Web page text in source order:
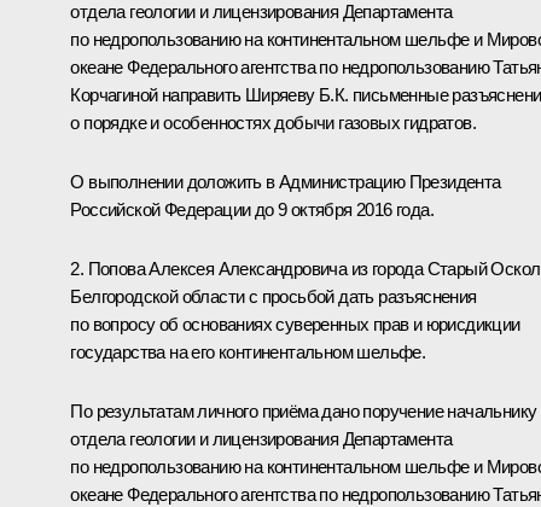
отдела геологии и лицензирования Департамента
по недропользованию на континентальном шельфе и
океане Федерального агентства по недропользованию
Корчагиной направить Ширяеву Б.К. письменные
о порядке и особенностях добычи газовых гидратов.
О выполнении доложить в Администрацию Президента
Российской Федерации до 9 октября 2016 года.
2. Попова Алексея Александровича из города Старый Оскол
Белгородской области с просьбой дать разъяснения
по вопросу об основаниях суверенных прав и юрисдикции
государства на его континентальном шельфе.
По результатам личного приёма дано поручение начальнику
отдела геологии и лицензирования Департамента
по недропользованию на континентальном шельфе и
океане Федерального агентства по недропользованию